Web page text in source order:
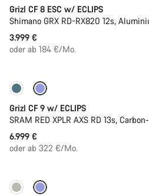
Grizl CF 8 ESC w/ ECLIPS
Shimano GRX RD-RX820 12s,
3.999 €
oder ab 184 €/Mo.
Neue Verfügbarkeiten
Grizl CF 9 w/ ECLIPS
SRAM RED XPLR AXS RD 13s,
6.999 €
oder ab 322 €/Mo.
Nur verfügbar in XL | 2XL